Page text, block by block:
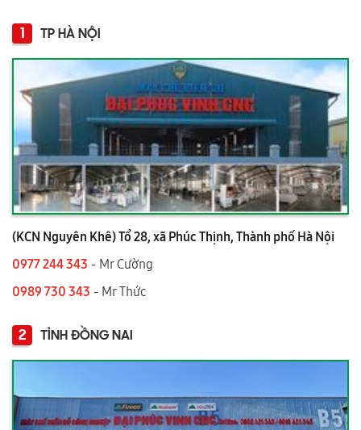
1 TP HÀ NỘI
(KCN Nguyên Khê) Tổ 28, xã Phúc Thịnh, Thành phố Hà Nội
0977 244 343 - Mr Cường
0989 730 343 - Mr Thức
2 TỈNH ĐỒNG NAI